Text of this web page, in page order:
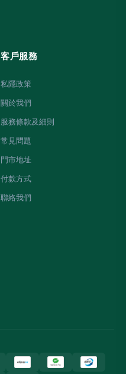
客戶服務
私隱政策
關於我們
服務條款及細則
常見問題
門市地址
付款方式
聯絡我們